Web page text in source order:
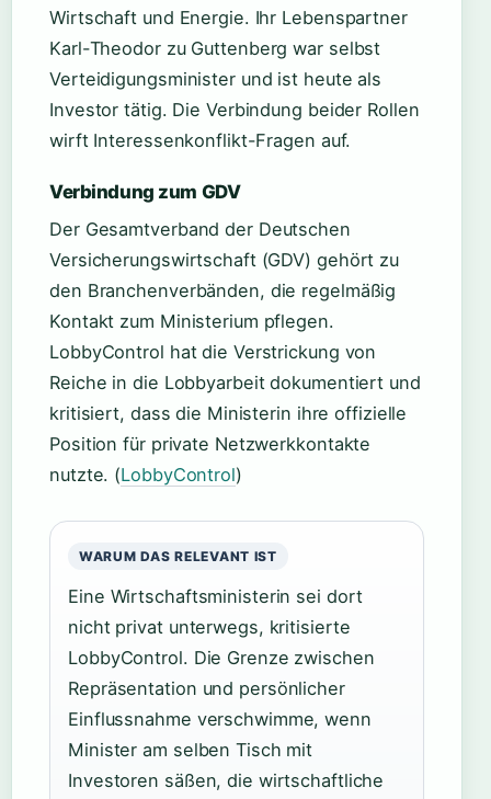
Wirtschaft und Energie. Ihr Lebenspartner
Karl-Theodor zu Guttenberg war selbst
Verteidigungsminister und ist heute als
Investor tätig. Die Verbindung beider Rollen
wirft Interessenkonflikt-Fragen auf.
Verbindung zum GDV
Der Gesamtverband der Deutschen
Versicherungswirtschaft (GDV) gehört zu
den Branchenverbänden, die regelmäßig
Kontakt zum Ministerium pflegen.
LobbyControl hat die Verstrickung von
Reiche in die Lobbyarbeit dokumentiert und
kritisiert, dass die Ministerin ihre offizielle
Position für private Netzwerkkontakte
nutzte. (LobbyControl)
WARUM DAS RELEVANT IST
Eine Wirtschaftsministerin sei dort
nicht privat unterwegs, kritisierte
LobbyControl. Die Grenze zwischen
Repräsentation und persönlicher
Einflussnahme verschwimme, wenn
Minister am selben Tisch mit
Investoren säßen, die wirtschaftliche